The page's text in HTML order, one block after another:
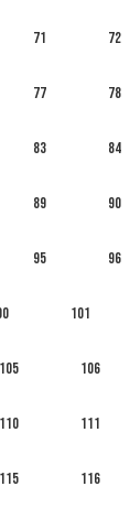
71 72
77 78
83 84
89 90
95 96
101
105 106
110 111
115 116